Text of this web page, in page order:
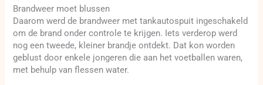
Brandweer moet blussen
Daarom werd de brandweer met tankautospuit ingeschakeld
om de brand onder controle te krijgen. Iets verderop werd
nog een tweede, kleiner brandje ontdekt. Dat kon worden
geblust door enkele jongeren die aan het voetballen waren,
met behulp van flessen water.